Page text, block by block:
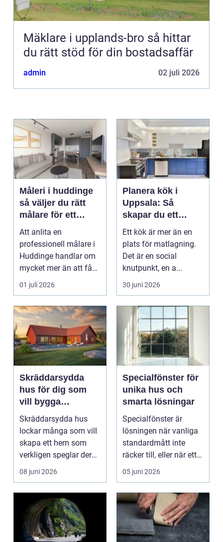
Mäklare i upplands-bro så hittar
du rätt stöd för din bostadsaffär
admin 02 juli 2026
Måleri i huddinge
så väljer du rätt
målare för ett
hållbart resultat
Att anlita en
professionell målare i
Huddinge handlar om
mycket mer än att få
nya färger på
väggarna...
01 juli 2026
Planera kök i
Uppsala: Så
skapar du ett
funktionellt och
hållbart kök
Ett kök är mer än en
plats för matlagning.
Det är en social
knutpunkt, en a...
30 juni 2026
Skräddarsydda
hus för dig som
vill bygga
personligt och
hållbart
Skräddarsydda hus
lockar många som vill
skapa ett hem som
verkligen speglar deras
liv, sm...
08 juni 2026
Specialfönster för
unika hus och
smarta lösningar
Specialfönster är
lösningen när vanliga
standardmått inte
räcker till, eller när ett
hus behöver fön...
05 juni 2026